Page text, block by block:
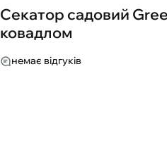
Секатор садовий
ковадлом
немає відгуків